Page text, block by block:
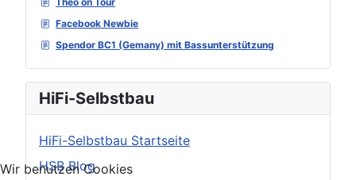
Facebook Newbie
Spendor BC1 (Gemany) mit Bassunterstützung
HiFi-Selbstbau
HiFi-Selbstbau Startseite
HSB Blog
Wir benutzen Cookies